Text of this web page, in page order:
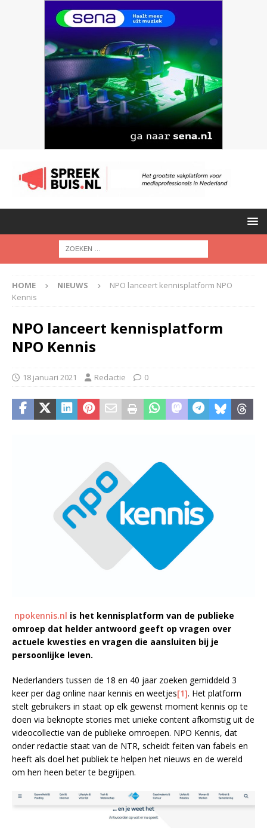
HOME NIEUWS
NPO lanceert kennisplatform NPO
Kennis
NPO lanceert kennisplatform
NPO Kennis
18 januari 2021 Redactie 0
npokennis.nl is het kennisplatform van de publieke
omroep dat helder antwoord geeft op vragen over
actuele kwesties en vragen die aansluiten bij je
persoonlijke leven.
Nederlanders tussen de 18 en 40 jaar zoeken gemiddeld 3
keer per dag online naar kennis en weetjes[1]. Het platform
stelt gebruikers in staat op elk gewenst moment kennis op te
doen via beknopte stories met unieke content afkomstig uit de
videocollectie van de publieke omroepen. NPO Kennis, dat
onder redactie staat van de NTR, scheidt feiten van fabels en
heeft als doel het publiek te helpen het nieuws en de wereld
om hen heen beter te begrijpen.